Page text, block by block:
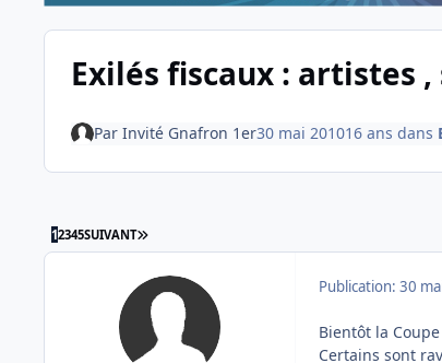
Exilés fiscaux : artistes
Par Invité Gnafron 1er30 mai 201016 ans dans
12345SUIVANT DERNIÈRE PAGE
Publication: 30
Bientôt la
Certains sont